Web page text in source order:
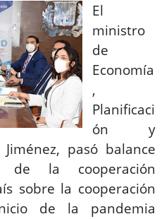
El
ministro
de
Economía
,
Planificaci
ón y
pasó balance
de la cooperación
sobre la cooperación
de la pandemia